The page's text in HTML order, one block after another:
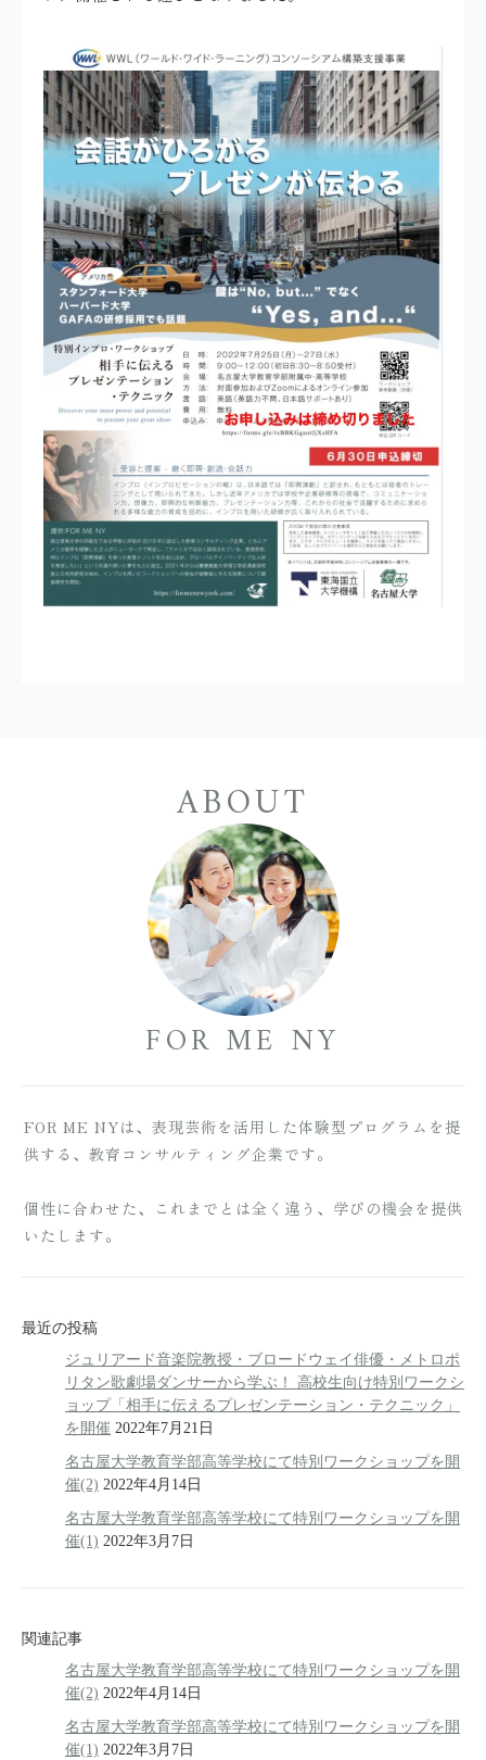
ABOUT
FOR ME NY
FOR ME NYは、表現芸術を活用した体験型プログラムを提
供する、教育コンサルティング企業です。
個性に合わせた、これまでとは全く違う、学びの機会を提供
いたします。
最近の投稿
ジュリアード音楽院教授・ブロードウェイ俳優・メトロポ
リタン歌劇場ダンサーから学ぶ！ 高校生向け特別ワークシ
ョップ「相手に伝えるプレゼンテーション・テクニック」
を開催 2022年7月21日
名古屋大学教育学部高等学校にて特別ワークショップを開
催(2) 2022年4月14日
名古屋大学教育学部高等学校にて特別ワークショップを開
催(1) 2022年3月7日
関連記事
名古屋大学教育学部高等学校にて特別ワークショップを開
催(2) 2022年4月14日
名古屋大学教育学部高等学校にて特別ワークショップを開
催(1) 2022年3月7日